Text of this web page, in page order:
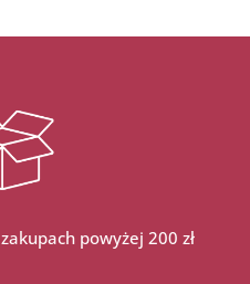
powyżej 200 zł